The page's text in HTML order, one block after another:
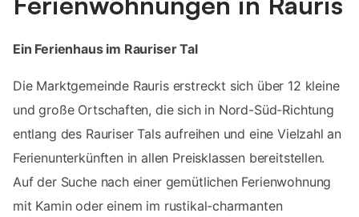
Ein Ferienhaus im Rauriser Tal
Die Marktgemeinde Rauris erstreckt sich über 12 kleine
und große Ortschaften, die sich in Nord-Süd-Richtung
entlang des Rauriser Tals aufreihen und eine Vielzahl an
Ferienunterkünften in allen Preisklassen bereitstellen.
Auf der Suche nach einer gemütlichen Ferienwohnung
mit Kamin oder einem im rustikal-charmanten